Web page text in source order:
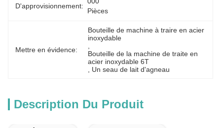
D'approvisionnement:
Pièces
Mettre en évidence:
Bouteille de machine à traire en acier
inoxydable
Bouteille de la machine de traite en
acier inoxydable 6T
Un seau de lait d'agneau
Description Du Produit